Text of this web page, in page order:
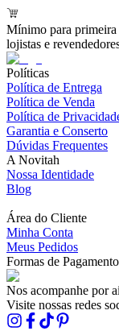
Mínimo para primeira
lojistas e
Políticas
Política de Entrega
Política de Venda
Política de
Garantia e Conserto
Dúvidas Frequentes
A Novitah
Nossa Identidade
Blog
Área do Cliente
Minha Conta
Meus Pedidos
Formas de Pagamento
Nos acompanhe por
Visite nossas redes